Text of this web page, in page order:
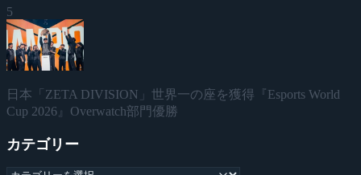
5
日本「ZETA DIVISION」世界一の座を獲得『Esports World
Cup 2026』Overwatch部門優勝
カテゴリー